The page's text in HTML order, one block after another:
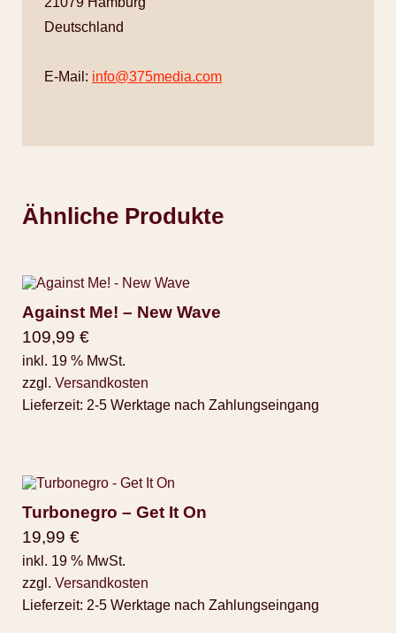
Deutschland
E-Mail: info@375media.com
Ähnliche Produkte
Against Me! – New Wave
109,99 €
inkl. 19 % MwSt.
zzgl. Versandkosten
Lieferzeit: 2-5 Werktage nach Zahlungseingang
Turbonegro – Get It On
19,99 €
inkl. 19 % MwSt.
zzgl. Versandkosten
Lieferzeit: 2-5 Werktage nach Zahlungseingang